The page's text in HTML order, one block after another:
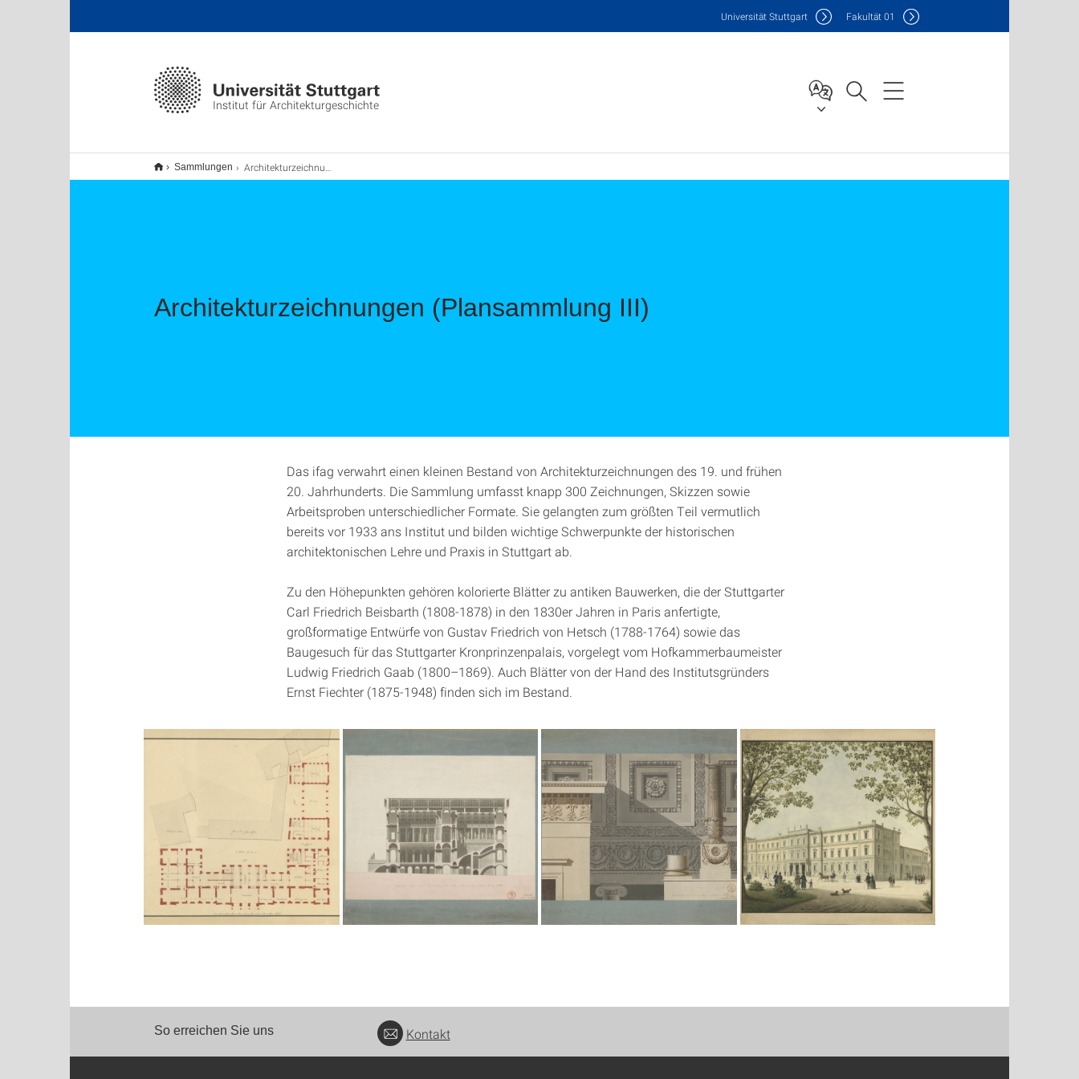
Institut für Architekturgeschichte
Universität Stuttgart Fakultät01
Sammlungen Architekturzeichnungen (Plansammlung III)
Architekturzeichnungen (Plansammlung III)
Das ifag verwahrt einen kleinen Bestand von Architekturzeichnungen des 19. und frühen
20. Jahrhunderts. Die Sammlung umfasst knapp 300 Zeichnungen, Skizzen sowie
Arbeitsproben unterschiedlicher Formate. Sie gelangten zum größten Teil vermutlich
bereits vor 1933 ans Institut und bilden wichtige Schwerpunkte der historischen
architektonischen Lehre und Praxis in Stuttgart ab.
Zu den Höhepunkten gehören kolorierte Blätter zu antiken Bauwerken, die der Stuttgarter
Carl Friedrich Beisbarth (1808-1878) in den 1830er Jahren in Paris anfertigte,
großformatige Entwürfe von Gustav Friedrich von Hetsch (1788-1764) sowie das
Baugesuch für das Stuttgarter Kronprinzenpalais, vorgelegt vom Hofkammerbaumeister
Ludwig Friedrich Gaab (1800–1869). Auch Blätter von der Hand des Institutsgründers
Ernst Fiechter (1875-1948) finden sich im Bestand.
So erreichen Sie uns Kontakt